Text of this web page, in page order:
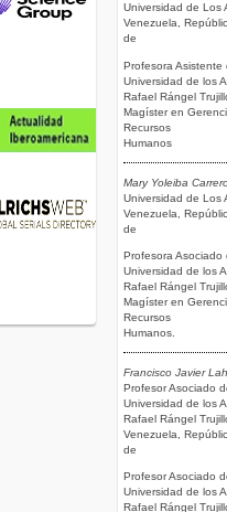
Universidad de Los
Venezuela,
de
Profesora Asistente
Universidad de los
Rafael Rángel
Magíster en
Recursos
Humanos
Mary Yoleiba
Universidad de Los
Venezuela,
de
Profesora Asociado
Universidad de los
Rafael Rángel
Magíster en
Recursos
Humanos.
Francisco Javier
Profesor Asociado
Universidad de los
Rafael Rángel
Venezuela,
de
Profesor Asociado
Universidad de los
Rafael Rángel